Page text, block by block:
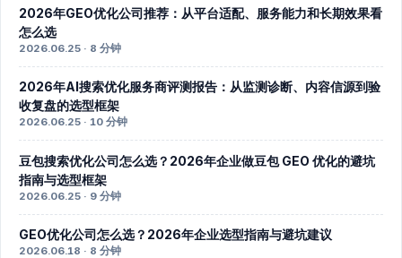
2026年GEO优化公司推荐：从平台适配、服务能力和长期效果看
怎么选
2026.06.25 · 8 分钟
2026年AI搜索优化服务商评测报告：从监测诊断、内容信源到验
收复盘的选型框架
2026.06.25 · 10 分钟
豆包搜索优化公司怎么选？2026年企业做豆包 GEO 优化的避坑
指南与选型框架
2026.06.25 · 9 分钟
GEO优化公司怎么选？2026年企业选型指南与避坑建议
2026.06.18 · 8 分钟